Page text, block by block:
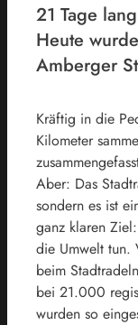
21 Tage
Heute
Amberger
Kräftig in die
Kilometer
Aber: Das
sondern es ist
ganz klaren
die Umwelt tun.
beim
bei 21.000
wurden so